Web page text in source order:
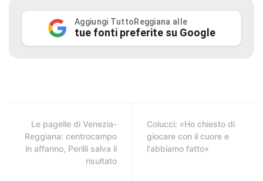
Aggiungi TuttoReggiana alle
tue fonti preferite su Google
Le pagelle di Venezia-
Reggiana: centrocampo
in affanno, Perilli salva il
risultato
Colucci: «Ho chiesto di
giocare con il cuore e
l'abbiamo fatto»